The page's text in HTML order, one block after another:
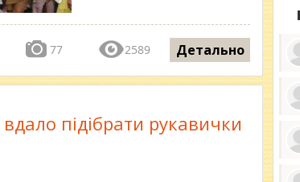
77 2589 Детально
підібрати рукавички